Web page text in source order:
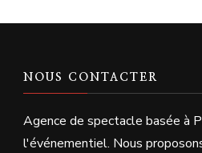
NOUS CONTACTER
Agence de spectacle basée à
l'événementiel. Nous